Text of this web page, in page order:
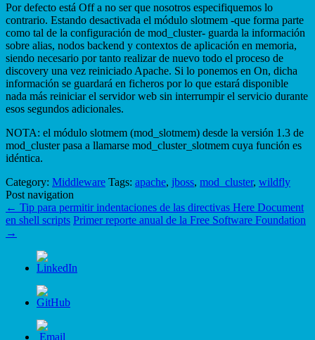
Por defecto está Off a no ser que nosotros especifiquemos lo
contrario. Estando desactivada el módulo slotmem -que forma parte
como tal de la configuración de mod_cluster- guarda la información
sobre alias, nodos backend y contextos de aplicación en memoria,
siendo necesario por tanto realizar de nuevo todo el proceso de
discovery una vez reiniciado Apache. Si lo ponemos en On, dicha
información se guardará en ficheros por lo que estará disponible
nada más reiniciar el servidor web sin interrumpir el servicio durante
esos segundos adicionales.
NOTA: el módulo slotmem (mod_slotmem) desde la versión 1.3 de
mod_cluster pasa a llamarse mod_cluster_slotmem cuya función es
idéntica.
Category: Middleware Tags: apache, jboss, mod_cluster, wildfly
Post navigation
← Tip para permitir indentaciones de las directivas Here Document
en shell scripts Primer reporte anual de la Free Software Foundation
→